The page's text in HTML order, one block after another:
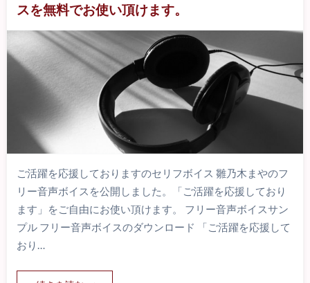
スを無料でお使い頂けます。
ご活躍を応援しておりますのセリフボイス 雛乃木まやのフ
リー音声ボイスを公開しました。「ご活躍を応援しており
ます」をご自由にお使い頂けます。 フリー音声ボイスサン
プル フリー音声ボイスのダウンロード 「ご活躍を応援して
おり…